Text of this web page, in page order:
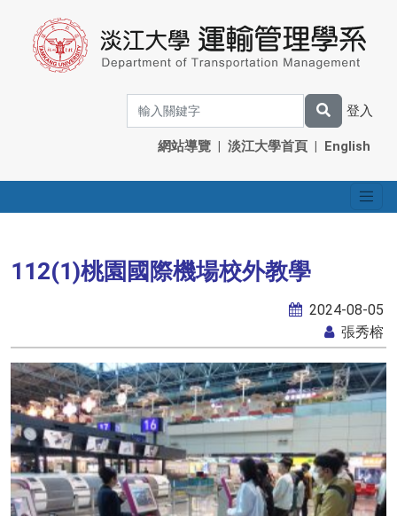
登入
網站導覽 | 淡江大學首頁 | English
112(1)桃園國際機場校外教學
2024-08-05
張秀榕
No Caption